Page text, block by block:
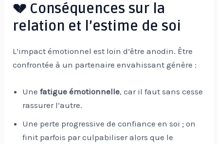
💔 Conséquences sur la
relation et l’estime de soi
L’impact émotionnel est loin d’être anodin. Être
confrontée à un partenaire envahissant génère :
Unefatigue émotionnelle, car il faut sans cesse
rassurer l’autre.
Une perte progressive de confiance en soi ; on
finit parfois par culpabiliser alors que le